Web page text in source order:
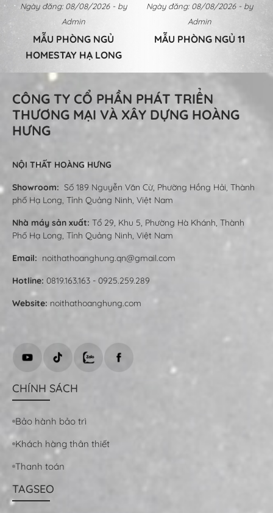
Ngày đăng: 08/08/2026 - by
Admin
MẪU PHÒNG NGỦ
HOMESTAY HẠ LONG
Ngày đăng: 08/08/2026 - by
Admin
MẪU PHÒNG NGỦ 11
CÔNG TY CỔ PHẦN PHÁT TRIỂN
THƯƠNG MẠI VÀ XÂY DỰNG HOÀNG
HƯNG
NỘI THẤT HOÀNG HƯNG
Showroom: Số 189 Nguyễn Văn Cừ, Phường Hồng Hải, Thành
phố Hạ Long, Tỉnh Quảng Ninh, Việt Nam
Nhà máy sản xuất: Tổ 29, Khu 5, Phường Hà Khánh, Thành
Phố Hạ Long, Tỉnh Quảng Ninh, Việt Nam
Email: noithathoanghung.qn@gmail.com
Hotline: 0819.163.163 - 0925.259.289
Website: noithathoanghung.com
CHÍNH SÁCH
Bảo hành bảo trì
Khách hàng thân thiết
Thanh toán
TAGSEO